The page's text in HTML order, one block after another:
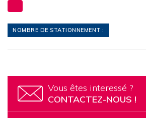
NOMBRE DE STATIONNEMENT :
Vous êtes interessé ?
CONTACTEZ-NOUS !